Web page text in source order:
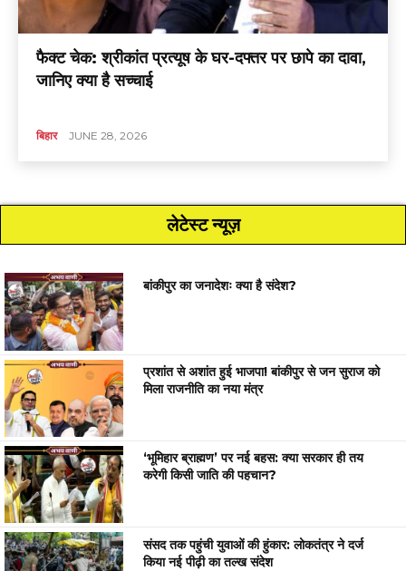
फैक्ट चेक: श्रीकांत प्रत्यूष के घर-दफ्तर पर छापे का दावा,
जानिए क्या है सच्चाई
बिहार JUNE 28, 2026
लेटेस्ट न्यूज़
बांकीपुर का जनादेशः क्या है संदेश?
प्रशांत से अशांत हुई भाजपा! बांकीपुर से जन सुराज को
मिला राजनीति का नया मंत्र
‘भूमिहार ब्राह्मण’ पर नई बहस: क्या सरकार ही तय
करेगी किसी जाति की पहचान?
संसद तक पहुंची युवाओं की हुंकार: लोकतंत्र ने दर्ज
किया नई पीढ़ी का तल्ख संदेश